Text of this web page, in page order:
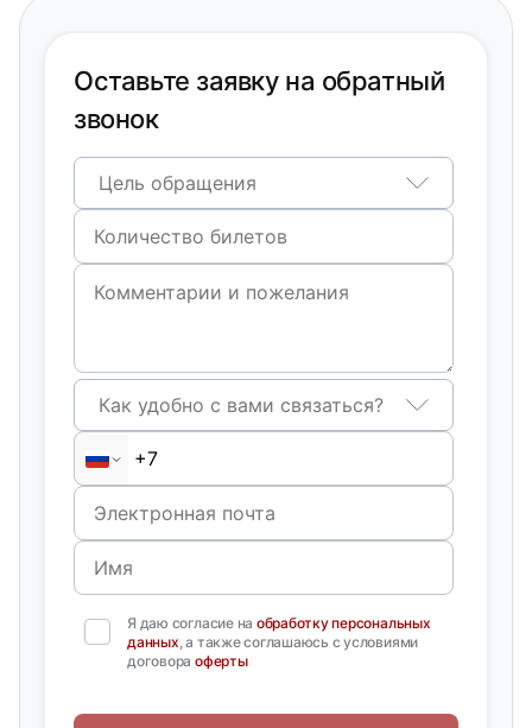
Оставьте заявку на обратный
звонок
Цель обращения
Как удобно с вами связаться?
Я даю согласие на обработку персональных
данных, а также соглашаюсь с условиями
договора оферты